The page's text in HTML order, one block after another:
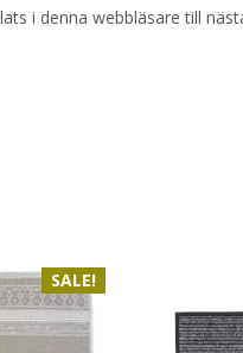
i denna webbläsare till
SALE!